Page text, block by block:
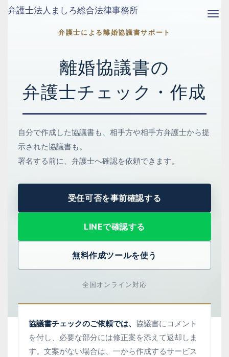
弁護士法人ましろ総合法律事務所
弁護士による離婚協議書サポート
離婚協議書の
弁護士チェック・作成
自分で作成した協議書も、相手方や相手方弁護士から提
示された協議書も。
署名する前に、弁護士へ確認を依頼できます。
受任可否を事前確認する
LINEで確認する
無料作成ツールを使う
全国オンライン対応
協議書チェックのご依頼では、 協議書にコメント
を付し、必要な部分には修正案を添えて返却しま
す。文案がない場合は、一から作成するサービス